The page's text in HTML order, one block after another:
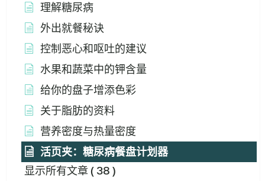
理解糖尿病
外出就餐秘诀
控制恶心和呕吐的建议
水果和蔬菜中的钾含量
给你的盘子增添色彩
关于脂肪的资料
营养密度与热量密度
活页夹：糖尿病餐盘计划器
显示所有文章 ( 38 )